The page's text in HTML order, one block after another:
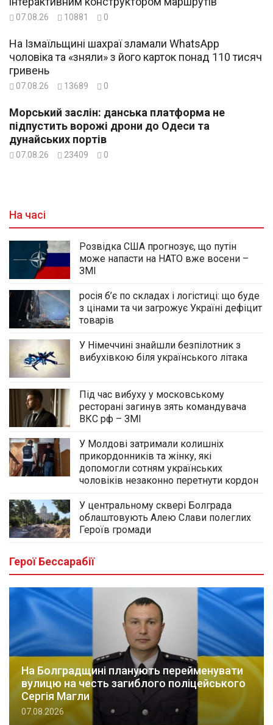
07.08.26 10881 0
На Ізмаїльщині шахраї зламали WhatsApp
чоловіка та «зняли» з його карток понад 110 тисяч
гривень
07.08.26 13689 0
Морський заслін: данська платформа не
підпустить ворожі дрони до Одеси та
дунайських портів
07.08.26 23409 0
На часі
Розвідка США прогнозує, що путін
може напасти на НАТО вже восени –
ЗМІ
росія б’є по складах і логістиці: що буде
з цінами та чи загрожує Україні дефіцит
товарів
У Німеччині знайшли безпілотник з
вибухівкою біля українського літака
Під час вибуху у московському
ресторані загинув зять командувача
ВКС рф – ЗМІ
У Молдові затримали колишніх
прикордонників та жінку, які
допомогли сотням українських
чоловіків незаконно перетнути кордон
У центральному сквері Болграда
облаштовують Алею Слави полеглих
Героїв громади
Герої Бессарабії
На Болградщині планують перейменувати
вулицю на честь загиблого поліцейського
Сергія Магли
07.08.2026